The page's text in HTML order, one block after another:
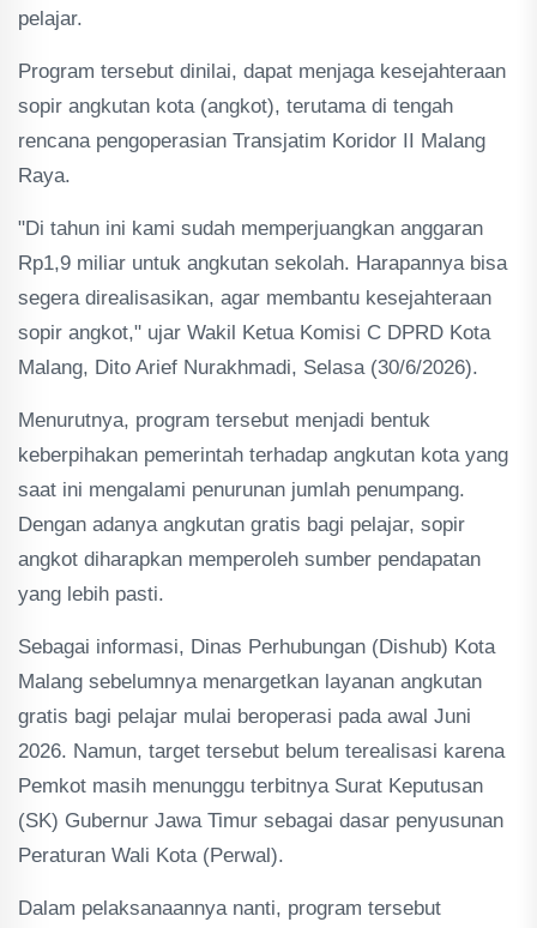
pelajar.
Program tersebut dinilai, dapat menjaga kesejahteraan
sopir angkutan kota (angkot), terutama di tengah
rencana pengoperasian Transjatim Koridor II Malang
Raya.
"Di tahun ini kami sudah memperjuangkan anggaran
Rp1,9 miliar untuk angkutan sekolah. Harapannya bisa
segera direalisasikan, agar membantu kesejahteraan
sopir angkot," ujar Wakil Ketua Komisi C DPRD Kota
Malang, Dito Arief Nurakhmadi, Selasa (30/6/2026).
Menurutnya, program tersebut menjadi bentuk
keberpihakan pemerintah terhadap angkutan kota yang
saat ini mengalami penurunan jumlah penumpang.
Dengan adanya angkutan gratis bagi pelajar, sopir
angkot diharapkan memperoleh sumber pendapatan
yang lebih pasti.
Sebagai informasi, Dinas Perhubungan (Dishub) Kota
Malang sebelumnya menargetkan layanan angkutan
gratis bagi pelajar mulai beroperasi pada awal Juni
2026. Namun, target tersebut belum terealisasi karena
Pemkot masih menunggu terbitnya Surat Keputusan
(SK) Gubernur Jawa Timur sebagai dasar penyusunan
Peraturan Wali Kota (Perwal).
Dalam pelaksanaannya nanti, program tersebut